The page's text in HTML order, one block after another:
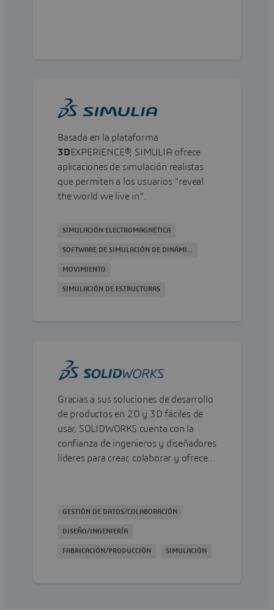
Basada en la plataforma
3DEXPERIENCE®, SIMULIA ofrece
aplicaciones de simulación realistas
que permiten a los usuarios "reveal
the world we live in".
SIMULACIÓN ELECTROMAGNÉTICA
MOVIMIENTO
SIMULACIÓN DE ESTRUCTURAS
Gracias a sus soluciones de desarrollo
de productos en 2D y 3D fáciles de
usar, SOLIDWORKS cuenta con la
confianza de ingenieros y diseñadores
líderes para crear, colaborar y ofrecer
GESTIÓN DE DATOS/COLABORACIÓN
DISEÑO/INGENIERÍA
FABRICACIÓN/PRODUCCIÓN SIMULACIÓN